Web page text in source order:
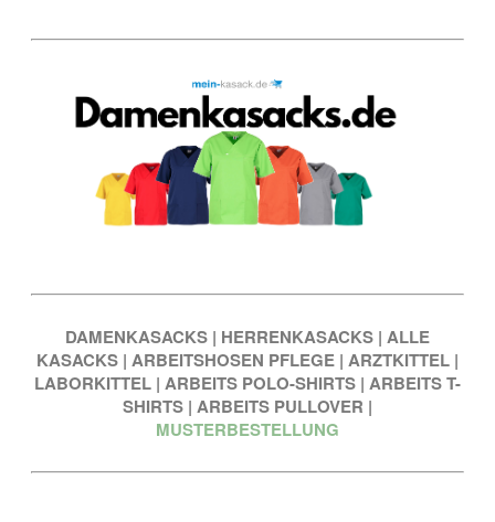
DAMENKASACKS | HERRENKASACKS | ALLE
KASACKS | ARBEITSHOSEN PFLEGE | ARZTKITTEL |
LABORKITTEL | ARBEITS POLO-SHIRTS | ARBEITS T-
SHIRTS | ARBEITS PULLOVER |
MUSTERBESTELLUNG